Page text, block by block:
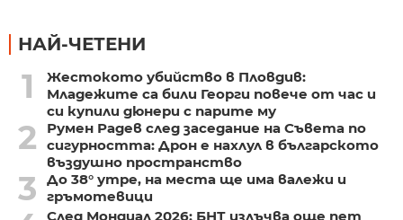
НАЙ-ЧЕТЕНИ
1
Жестокото убийство в Пловдив:
Младежите са били Георги повече от час и
си купили дюнери с парите му
2
Румен Радев след заседание на Съвета по
сигурността: Дрон е нахлул в българското
въздушно пространство
3
До 38° утре, на места ще има валежи и
гръмотевици
След Мондиал 2026: БНТ излъчва още пет